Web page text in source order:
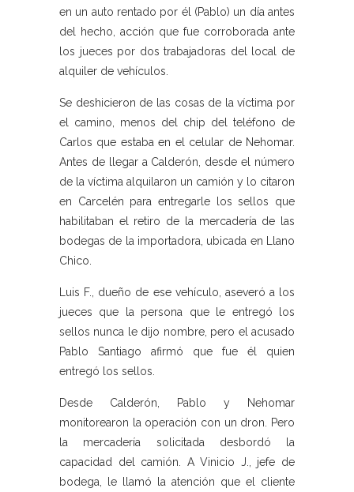
en un auto rentado por él (Pablo) un día antes
del hecho, acción que fue corroborada ante
los jueces por dos trabajadoras del local de
alquiler de vehículos.
Se deshicieron de las cosas de la víctima por
el camino, menos del chip del teléfono de
Carlos que estaba en el celular de Nehomar.
Antes de llegar a Calderón, desde el número
de la víctima alquilaron un camión y lo citaron
en Carcelén para entregarle los sellos que
habilitaban el retiro de la mercadería de las
bodegas de la importadora, ubicada en Llano
Chico.
Luis F., dueño de ese vehículo, aseveró a los
jueces que la persona que le entregó los
sellos nunca le dijo nombre, pero el acusado
Pablo Santiago afirmó que fue él quien
entregó los sellos.
Desde Calderón, Pablo y Nehomar
monitorearon la operación con un dron. Pero
la mercadería solicitada desbordó la
capacidad del camión. A Vinicio J., jefe de
bodega, le llamó la atención que el cliente